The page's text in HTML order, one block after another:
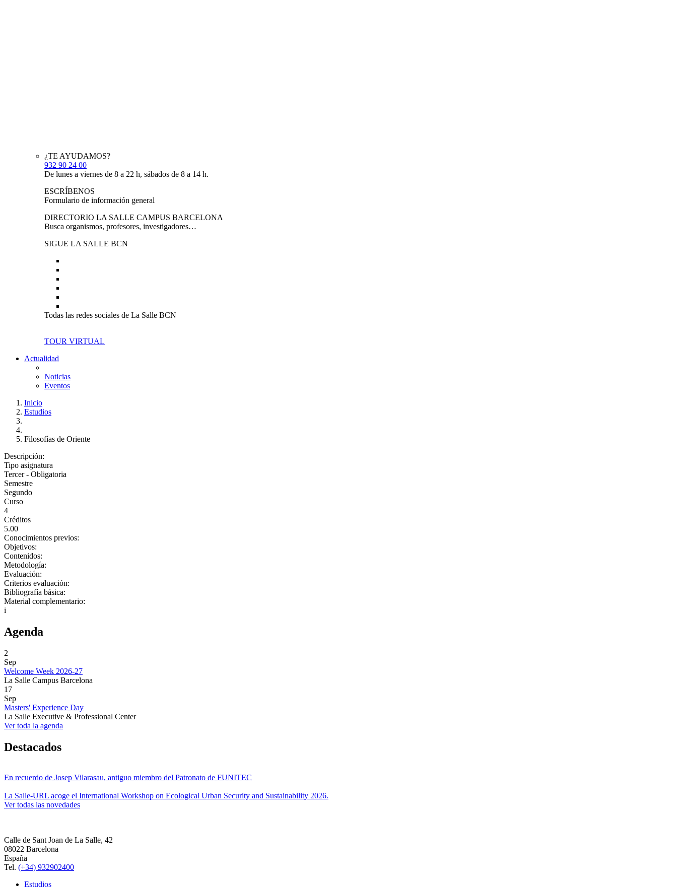
¿TE AYUDAMOS?
932 90 24 00
De lunes a viernes de 8 a 22 h, sábados de 8 a 14 h.
ESCRÍBENOS
Formulario de información general
DIRECTORIO LA SALLE CAMPUS BARCELONA
Busca organismos, profesores, investigadores…
SIGUE LA SALLE BCN
Todas las redes sociales de La Salle BCN
TOUR VIRTUAL
Actualidad
Noticias
Eventos
Inicio
Estudios
Filosofías de Oriente
Descripción:
Tipo asignatura
Tercer - Obligatoria
Semestre
Segundo
Curso
4
Créditos
5.00
Conocimientos previos:
Objetivos:
Contenidos:
Metodología:
Evaluación:
Criterios evaluación:
Bibliografía básica:
Material complementario:
i
Agenda
2
Sep
Welcome Week 2026-27
La Salle Campus Barcelona
17
Sep
Masters' Experience Day
La Salle Executive & Professional Center
Ver toda la agenda
Destacados
En recuerdo de Josep Vilarasau, antiguo miembro del Patronato de FUNITEC
La Salle-URL acoge el International Workshop on Ecological Urban Security and Sustainability 2026.
Ver todas las novedades
Calle de Sant Joan de La Salle, 42
08022 Barcelona
España
Tel. (+34) 932902400
Estudios